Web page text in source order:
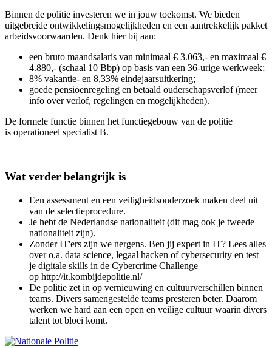
Binnen de politie investeren we in jouw toekomst. We bieden
uitgebreide ontwikkelingsmogelijkheden en een aantrekkelijk pakket
arbeidsvoorwaarden. Denk hier bij aan:
een bruto maandsalaris van minimaal € 3.063,- en maximaal €
4.880,- (schaal 10 Bbp) op basis van een 36-urige werkweek;
8% vakantie- en 8,33% eindejaarsuitkering;
goede pensioenregeling en betaald ouderschapsverlof (meer
info over verlof, regelingen en mogelijkheden).
De formele functie binnen het functiegebouw van de politie
is operationeel specialist B.
Wat verder belangrijk is
Een assessment en een veiligheidsonderzoek maken deel uit
van de selectieprocedure.
Je hebt de Nederlandse nationaliteit (dit mag ook je tweede
nationaliteit zijn).
Zonder IT'ers zijn we nergens. Ben jij expert in IT? Lees alles
over o.a. data science, legaal hacken of cybersecurity en test
je digitale skills in de Cybercrime Challenge
op http://it.kombijdepolitie.nl/
De politie zet in op vernieuwing en cultuurverschillen binnen
teams. Divers samengestelde teams presteren beter. Daarom
werken we hard aan een open en veilige cultuur waarin divers
talent tot bloei komt.